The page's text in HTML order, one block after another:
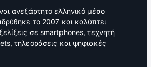
ανεξάρτητο ελληνικό μέσο
το 2007 και καλύπτει
σε smartphones, τεχνητή
τηλεοράσεις και ψηφιακές